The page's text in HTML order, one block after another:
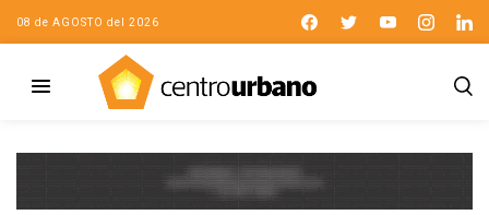
08 de AGOSTO del 2026